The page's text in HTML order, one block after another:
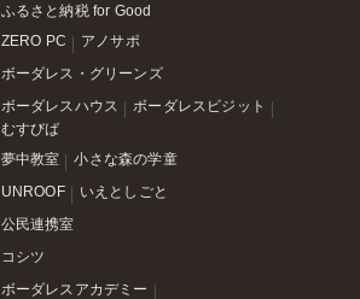
ふるさと納税 for Good
ZERO PC アノサポ
ボーダレス・グリーンズ
ボーダレスハウス
ボーダレスビジット
むすびば
夢中教室 小さな森の学童
UNROOF いえとしごと
公民連携室
コシツ
ボーダレスアカデミー